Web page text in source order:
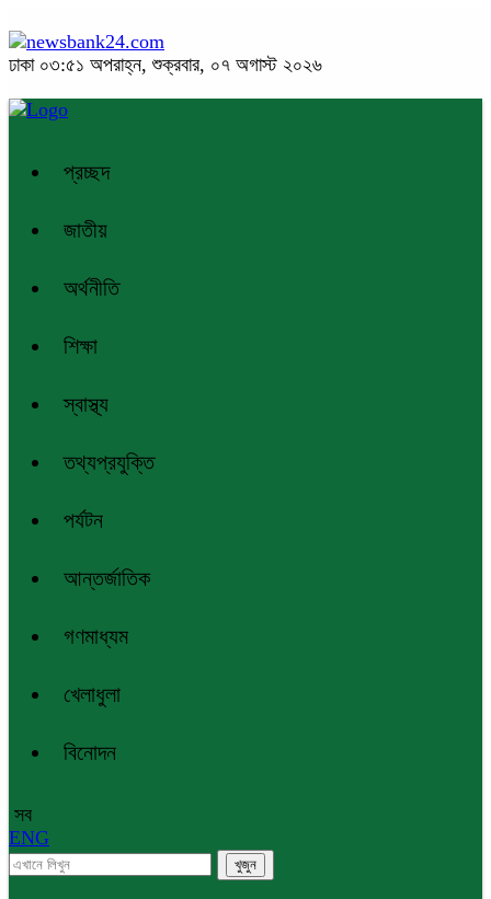
ঢাকা ০৩:৫১ অপরাহ্ন, শুক্রবার, ০৭ অগাস্ট ২০২৬
প্রচ্ছদ
জাতীয়
অর্থনীতি
শিক্ষা
স্বাস্থ্য
তথ্যপ্রযুক্তি
পর্যটন
আন্তর্জাতিক
গণমাধ্যম
খেলাধুলা
বিনোদন
সব
ENG